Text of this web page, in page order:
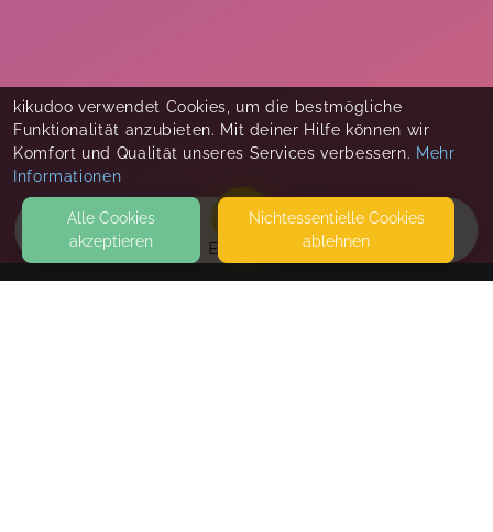
EVENTS
kikudoo verwendet Cookies, um die bestmögliche
Funktionalität anzubieten. Mit deiner Hilfe können wir
Komfort und Qualität unseres Services verbessern. Mehr
Informationen
Alle Cookies
akzeptieren
Nicht­essentielle Cookies
ablehnen